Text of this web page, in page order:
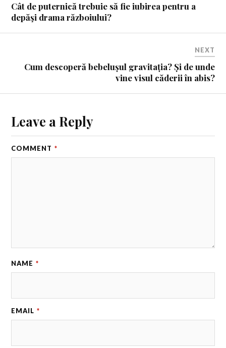
Cât de puternică trebuie să fie iubirea pentru a
depăşi drama războiului?
NEXT
Cum descoperă bebelușul gravitația? Și de unde
vine visul căderii în abis?
Leave a Reply
COMMENT *
NAME *
EMAIL *